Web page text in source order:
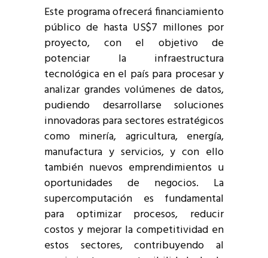
Este programa ofrecerá financiamiento
público de hasta US$7 millones por
proyecto, con el objetivo de
potenciar la infraestructura
tecnológica en el país para procesar y
analizar grandes volúmenes de datos,
pudiendo desarrollarse soluciones
innovadoras para sectores estratégicos
como minería, agricultura, energía,
manufactura y servicios, y con ello
también nuevos emprendimientos u
oportunidades de negocios. La
supercomputación es fundamental
para optimizar procesos, reducir
costos y mejorar la competitividad en
estos sectores, contribuyendo al